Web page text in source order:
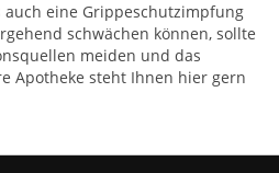
auch eine Grippeschutzimpfung
schwächen können, sollte
meiden und das
Apotheke steht Ihnen hier gern